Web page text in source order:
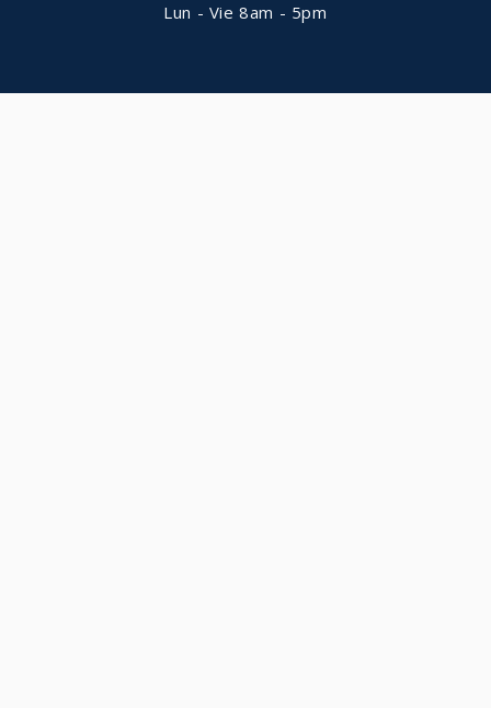
Lun - Vie 8am - 5pm